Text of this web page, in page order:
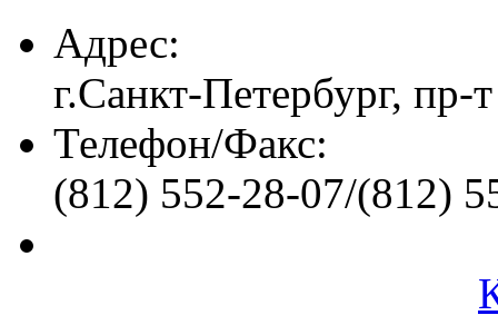
Адрес:
г.Санкт-Петербург, пр-
Телефон/Факс:
(812) 552-28-07/(812)